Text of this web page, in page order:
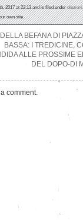
2017 at 22:13 and is filed underelezioni
own site.
BEFANA DI
BASSA: I TREDICINE,
ALLE PROSSIME
DEL DOPO-DI
comment.